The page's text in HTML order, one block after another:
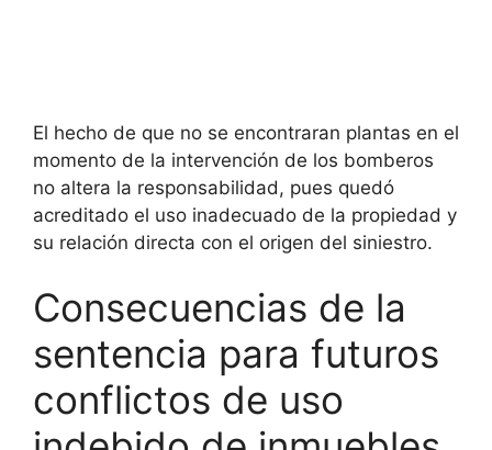
El hecho de que no se encontraran plantas en el
momento de la intervención de los bomberos
no altera la responsabilidad, pues quedó
acreditado el uso inadecuado de la propiedad y
su relación directa con el origen del siniestro.
Consecuencias de la
sentencia para futuros
conflictos de uso